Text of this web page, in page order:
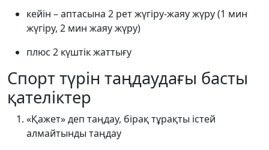
кейін – аптасына 2 рет жүгіру-жаяу жүру (1 мин
жүгіру, 2 мин жаяу жүру)
плюс 2 күштік жаттығу
Спорт түрін таңдаудағы басты
қателіктер
«Қажет» деп таңдау, бірақ тұрақты істей
алмайтынды таңдау